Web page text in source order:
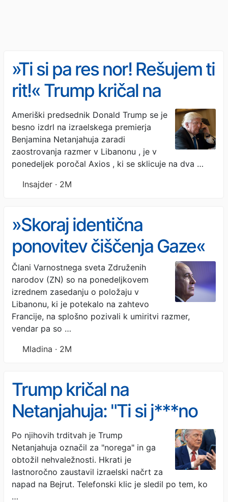
»Ti si pa res nor! Rešujem ti
rit!« Trump kričal na
Netanjahuja, ker mu je ta
prekinil pogajanja z Iranom
Ameriški predsednik Donald Trump se je
besno izdrl na izraelskega premierja
Benjamina Netanjahuja zaradi
zaostrovanja razmer v Libanonu , je v
ponedeljek poročal Axios , ki se sklicuje na dva …
Insajder · 2M
»Skoraj identična
ponovitev čiščenja Gaze«
Člani Varnostnega sveta Združenih
narodov (ZN) so na ponedeljkovem
izrednem zasedanju o položaju v
Libanonu, ki je potekalo na zahtevo
Francije, na splošno pozivali k umiritvi razmer,
vendar pa so …
Mladina · 2M
Trump kričal na
Netanjahuja: "Ti si j***no
nor, vsi te sovražijo"
Po njihovih trditvah je Trump
Netanjahuja označil za "norega" in ga
obtožil nehvaležnosti. Hkrati je
lastnoročno zaustavil izraelski načrt za
napad na Bejrut. Telefonski klic je sledil po tem, ko
…